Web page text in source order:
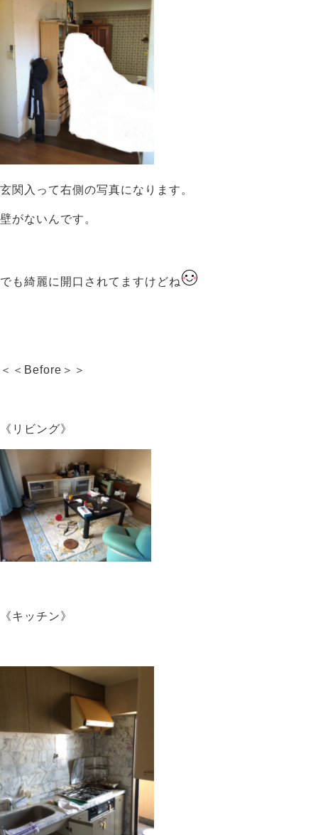
玄関入って右側の写真になります。
壁がないんです。
でも綺麗に開口されてますけどね
＜＜Before＞＞
《リビング》
《キッチン》